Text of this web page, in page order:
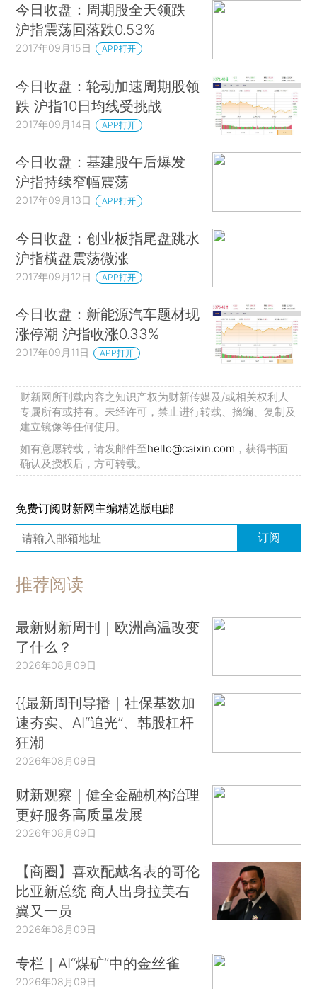
今日收盘：周期股全天领跌
沪指震荡回落跌0.53%
2017年09月15日 APP打开
今日收盘：轮动加速周期股领
跌 沪指10日均线受挑战
2017年09月14日 APP打开
今日收盘：基建股午后爆发
沪指持续窄幅震荡
2017年09月13日 APP打开
今日收盘：创业板指尾盘跳水
沪指横盘震荡微涨
2017年09月12日 APP打开
今日收盘：新能源汽车题材现
涨停潮 沪指收涨0.33%
2017年09月11日 APP打开
财新网所刊载内容之知识产权为财新传媒及/或相关权利人
专属所有或持有。未经许可，禁止进行转载、摘编、复制及
建立镜像等任何使用。
如有意愿转载，请发邮件至hello@caixin.com ，获得书面
确认及授权后，方可转载。
免费订阅财新网主编精选版电邮
订阅
推荐阅读
最新财新周刊｜欧洲高温改变
了什么？
2026年08月09日
{{最新周刊导播｜社保基数加
速夯实、AI“追光”、韩股杠杆
狂潮
2026年08月09日
财新观察｜健全金融机构治理
更好服务高质量发展
2026年08月09日
【商圈】喜欢配戴名表的哥伦
比亚新总统 商人出身拉美右
翼又一员
2026年08月09日
专栏｜AI“煤矿”中的金丝雀
2026年08月09日